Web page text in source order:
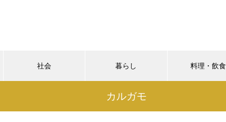
社会 暮らし 料理・飲食
カルガモ